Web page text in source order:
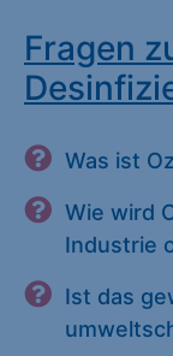
Fragen
Was ist
Wie wird
Industrie
Ist das